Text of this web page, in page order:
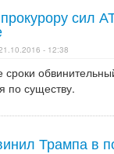
сил
- 12:38
сроки
по существу.
Трампа в